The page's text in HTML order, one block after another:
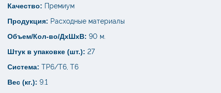
Качество: Премиум
Продукция: Расходные материалы
Объем/Кол-во/ДхШхВ: 90 м.
Штук в упаковке (шт.): 27
Система: TP6/T6, T6
Вес (кг.): 9.1